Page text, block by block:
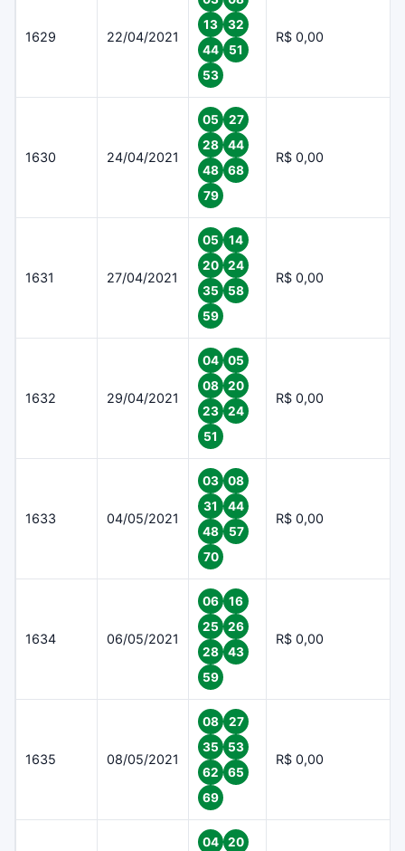
1629 22/04/2021
13
32
44
51
53
R$ 0,00
1630 24/04/2021
05
27
28
44
48
68
79
R$ 0,00
1631 27/04/2021
05
14
20
24
35
58
59
R$ 0,00
1632 29/04/2021
04
05
08
20
23
24
51
R$ 0,00
1633 04/05/2021
03
08
31
44
48
57
70
R$ 0,00
1634 06/05/2021
06
16
25
26
28
43
59
R$ 0,00
1635 08/05/2021
08
27
35
53
62
65
69
R$ 0,00
04
20